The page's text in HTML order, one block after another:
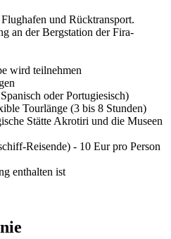
und Rücktransport.
an der Bergstation der Fira-
wird teilnehmen
oder Portugiesisch)
Tourlänge (3 bis 8 Stunden)
Stätte Akrotiri und die Museen
Reisende) - 10 Eur pro Person
enthalten ist